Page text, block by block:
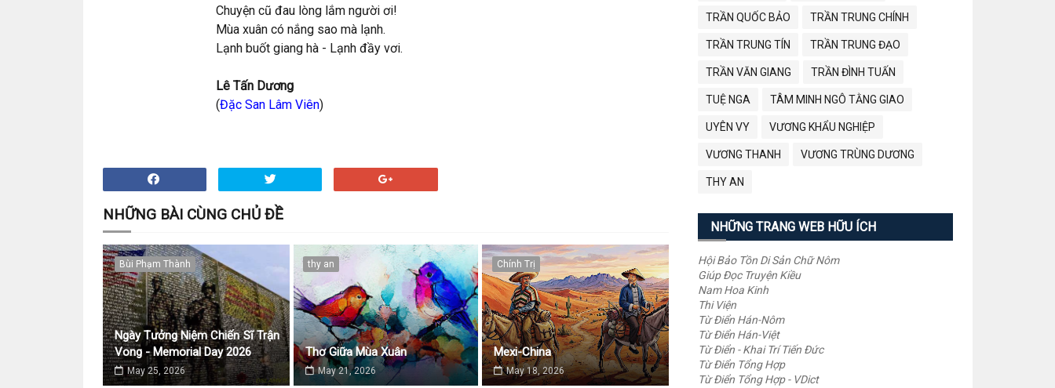
Chuyện cũ đau lòng lắm người ơi!
Mùa xuân có nắng sao mà lạnh.
Lạnh buốt giang hà - Lạnh đầy vơi.
Lê Tấn Dương
(Đặc San Lâm Viên)
NHỮNG BÀI CÙNG CHỦ ĐỀ
Bùi Phạm Thành
Ngày Tưởng Niệm Chiến Sĩ Trận
Vong - Memorial Day 2026
May 25, 2026
thy an
Thơ Giữa Mùa Xuân
May 21, 2026
Chính Trị
Mexi-China
May 18, 2026
TRẦN QUỐC BẢO TRẦN TRUNG CHÍNH
TRẦN TRUNG TÍN TRẦN TRUNG ĐẠO
TRẦN VĂN GIANG TRẦN ĐÌNH TUẤN
TUỆ NGA TÂM MINH NGÔ TẰNG GIAO
UYÊN VY VƯƠNG KHẨU NGHIỆP
VƯƠNG THANH VƯƠNG TRÙNG DƯƠNG
THY AN
NHỮNG TRANG WEB HỮU ÍCH
Hội Bảo Tồn Di Sản Chữ Nôm
Giúp Đọc Truyện Kiều
Nam Hoa Kinh
Thi Viện
Từ Điển Hán-Nôm
Từ Điển Hán-Việt
Từ Điển - Khai Trí Tiến Đức
Từ Điển Tổng Hợp
Từ Điển Tổng Hợp - VDict